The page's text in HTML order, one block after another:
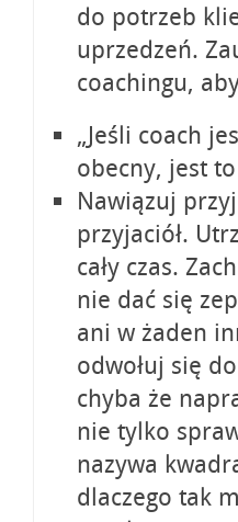
do potrzeb
uprzedzeń.
coachingu,
„Jeśli coach
obecny, jest
Nawiązuj
przyjaciół.
cały czas.
nie dać się
ani w żaden
odwołuj się
chyba że
nie tylko
nazywa
dlaczego tak